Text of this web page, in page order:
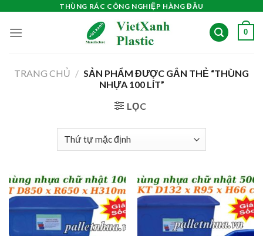
content
THÙNG RÁC CÔNG NGHIỆP HÀNG ĐẦU
0
TRANG CHỦ / SẢN PHẨM ĐƯỢC GẮN THẺ “THÙNG
NHỰA 100 LÍT”
LỌC